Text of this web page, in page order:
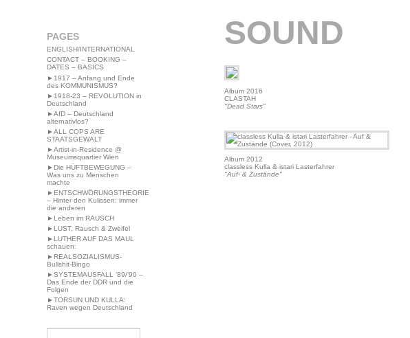
PAGES
ENGLISH/INTERNATIONAL
CONTACT – BOOKING –
DATES – BASICS
►1917 – Anfang und Ende
des KOMMUNISMUS?
►1918-23 – REVOLUTION in
Deutschland
►AfD – Deutschland
alternativlos?
►ALL COPS ARE
STAATSGEWALT
►Artist-in-Residence @
Museumsquartier Wien
►Die HÜFTBEWEGUNG –
Was uns zu Menschen
machte
►ENTSCHWÖRUNGSTHEORIE
– Hinter den Kulissen: immer
die anderen
►Leben im RAUSCH
►LUST, Rausch & Zweifel
►LUTHER AUF DAS MAUL
schauen:
►REALSOZIALISMUS-
Bullshit-Bingo
►SYSTEMAUSFALL ’89/’90 –
Das Ende der DDR und die
Folgen
►TORSUN UND KULLA:
Raven wegen Deutschland
SOUND
Album 2016
CLASTAH
"Dead Stars"
Album 2012
classless Kulla & istari Lasterfahrer
"Auf- & Zustände"